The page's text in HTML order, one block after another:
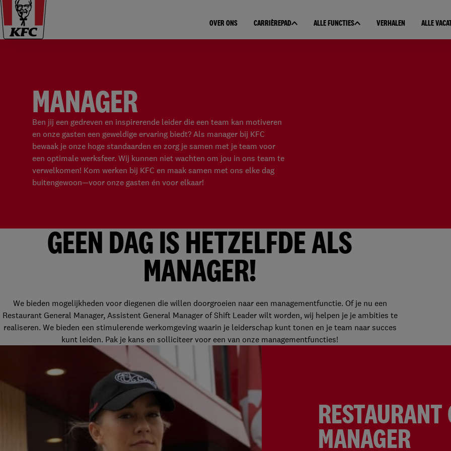
OVER ONS CARRIÈREPAD ALLE FUNCTIES VERHALEN ALLE
MANAGER
Ben jij een gedreven en inspirerende leider die een team kan motiveren
en onze gasten een geweldige ervaring biedt? Als manager bij KFC
bewaak je onze hoge standaarden en zorg je samen met je team voor
een optimale werksfeer. Wij kunnen niet wachten om jou in ons team te
verwelkomen! Kom werken bij KFC en maak samen met ons elke dag
buitengewoon—voor onze gasten én voor elkaar!
GEEN DAG IS HETZELFDEALS
MANAGER!
We bieden mogelijkheden voor diegenen die willen doorgroeien naar een managementfunctie. Of je nu een
Restaurant General Manager, Assistent General Manager of Shift Leader wilt worden, wij helpen je je ambities te
realiseren. We bieden een stimulerende werkomgeving waarin je leiderschap kunt tonen en je team naar succes
kunt leiden. Pak je kans en solliciteer voor een van onze managementfuncties!
RESTAURANT
MANAGER